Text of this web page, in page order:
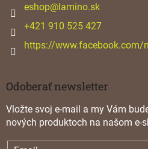
eshop@lamino.sk
+421 910 525 427
https://www.facebook.com/
Odoberať newsletter
Vložte svoj e-mail a my Vám
nových produktoch na našom e-